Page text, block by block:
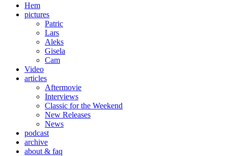
Hem
pictures
Patric
Lars
Aleks
Gisela
Cam
Video
articles
Aftermovie
Interviews
Classic for the Weekend
New Releases
News
podcast
archive
about & faq